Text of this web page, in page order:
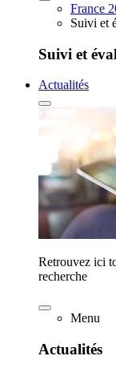
France
Suivi et
Suivi et
Actualités
Retrouvez ici
recherche
Menu
Actualités